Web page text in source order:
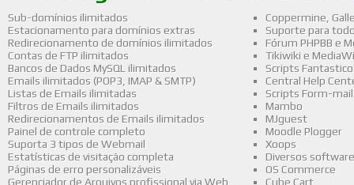
Sub-domínios ilimitados
Estacionamento para domínios extras
Redirecionamento de domínios ilimitados
Contas de FTP ilimitados
Bancos de Dados MySQL ilimitados
Emails ilimitados (POP3, IMAP & SMTP)
Listas de Emails ilimitadas
Filtros de Emails ilimitados
Redirecionamentos de Emails ilimitados
Painel de controle completo
Suporta 3 tipos de Webmail
Estatísticas de visitação completa
Páginas de erro personalizáveis
Gerenciador de Arquivos profissional via Web
Coppermine,
Suporte para
Fórum PHPBB e
Tikiwiki e
Scripts
Central Help
Scripts Form-mail
Mambo
MJguest
Moodle Plogger
Xoops
Diversos
OS Commerce
Cube Cart